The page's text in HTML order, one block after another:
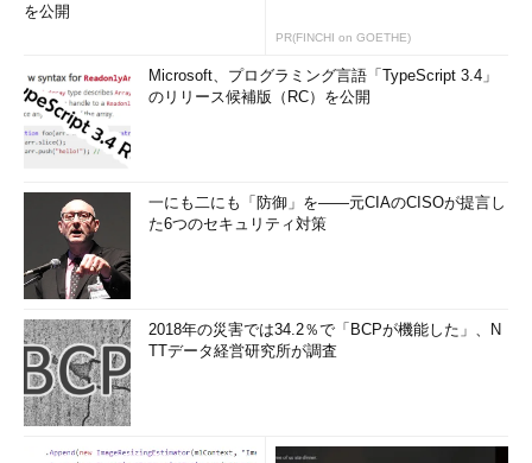
イルをマウントしたディスク（この例では「ディ
スク 1」）を右クリックして、メニューから［VH
（1）［VHDの切断］メニューを選択する。
（2）［仮想ハードディスクの切断］ダイアロ
グが開くので、［ディスクの削除後に仮想ハード
ディスクファイルを削除する］のチェックが外れ
ていること確認して、［OK］ボタンをクリックす
●diskpartコマンドを利用する方法
コマンドに慣れている人は、diskpartコマンドを利用すると、
素早くVHDファイルがマウントできるだろう。コマンドプロンプ
トを起動し、以下のコマンドを実行すればよい。
C:\>diskpart
DISKPART>select vdisk file="c:\vhd\test.vhd"
を公開
PR(FINCHI on GOETHE)
Microsoft、プログラミング言語「TypeScript 3.4」
のリリース候補版（RC）を公開
一にも二にも「防御」を――元CIAのCISOが提言し
た6つのセキュリティ対策
2018年の災害では34.2％で「BCPが機能した」、N
TTデータ経営研究所が調査